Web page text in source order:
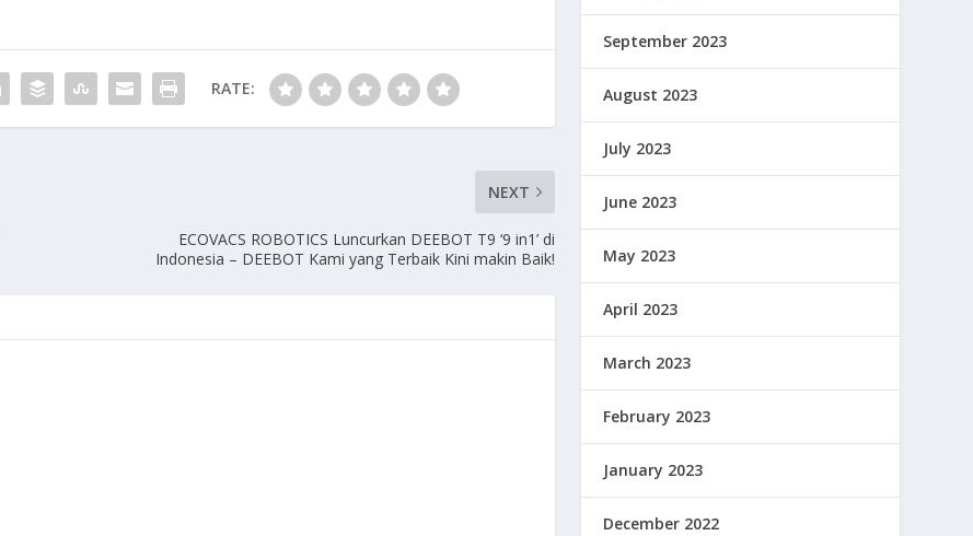
RATE:
NEXT
ECOVACS ROBOTICS Luncurkan DEEBOT T9 ‘9 in1’ di
Indonesia – DEEBOT Kami yang Terbaik Kini makin Baik!
September 2023
August 2023
July 2023
June 2023
May 2023
April 2023
March 2023
February 2023
January 2023
December 2022